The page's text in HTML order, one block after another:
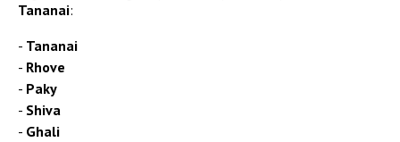
Tananai:
Tananai
Rhove
Paky
Shiva
Ghali